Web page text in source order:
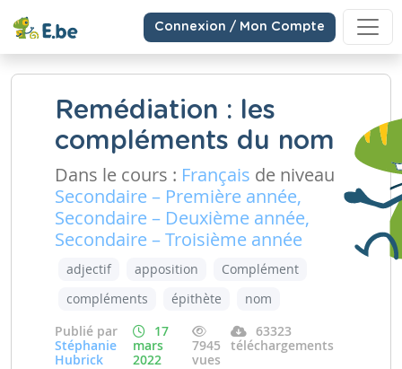
Connexion / Mon Compte
Remédiation : les
compléments du nom
Dans le cours : Français de niveau
Secondaire – Première année,
Secondaire – Deuxième année,
Secondaire – Troisième année
adjectif apposition
Complément
compléments
épithète
nom
Publié par
Stéphanie
Hubrick
17
mars
2022
7945
vues
63323
téléchargements